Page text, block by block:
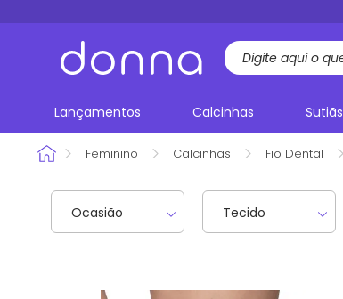
Lançamentos Calcinhas Sutiãs
Feminino Calcinhas Fio Dental
Ocasião Tecido